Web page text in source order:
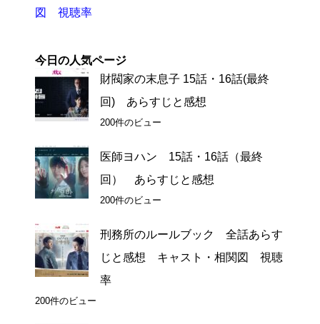
図 視聴率
今日の人気ページ
財閥家の末息子 15話・16話(最終
回) あらすじと感想
200件のビュー
医師ヨハン 15話・16話（最終
回） あらすじと感想
200件のビュー
刑務所のルールブック 全話あらす
じと感想 キャスト・相関図 視聴
率
200件のビュー